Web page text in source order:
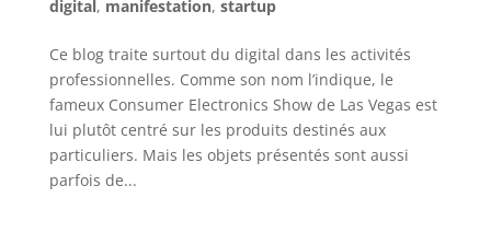
digital, manifestation, startup
Ce blog traite surtout du digital dans les activités
professionnelles. Comme son nom l’indique, le
fameux Consumer Electronics Show de Las Vegas est
lui plutôt centré sur les produits destinés aux
particuliers. Mais les objets présentés sont aussi
parfois de...